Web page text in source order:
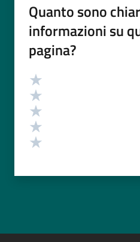
Quanto sono
informazioni su
pagina?
Valutazione